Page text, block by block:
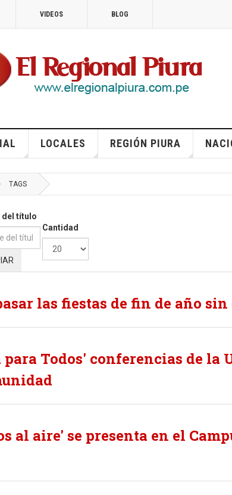
VIDEOS BLOG
LOCALES REGIÓN PIURA
TAGS
del título
Cantidad
las fiestas de fin de año sin
Todos' conferencias de la
al aire' se presenta en el